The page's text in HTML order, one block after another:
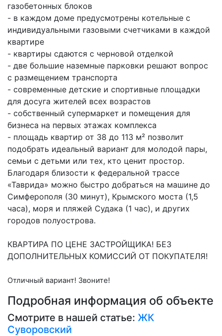
газобетонных блоков
- в каждом доме предусмотрены котельные с
индивидуальными газовыми счетчиками в каждой
квартире
- квартиры сдаются с черновой отделкой
- две большие наземные парковки решают вопрос
с размещением транспорта
- современные детские и спортивные площадки
для досуга жителей всех возрастов
- собственный супермаркет и помещения для
бизнеса на первых этажах комплекса
- площадь квартир от 38 до 113 м² позволит
подобрать идеальный вариант для молодой пары,
семьи с детьми или тех, кто ценит простор.
Благодаря близости к федеральной трассе
«Таврида» можно быстро добраться на машине до
Симферополя (30 минут), Крымского моста (1,5
часа), моря и пляжей Судака (1 час), и других
городов полуострова.
КВАРТИРА ПО ЦЕНЕ ЗАСТРОЙЩИКА! БЕЗ
ДОПОЛНИТЕЛЬНЫХ КОМИССИЙ ОТ ПОКУПАТЕЛЯ!
Отличный вариант! Звоните!
Подробная информация об объекте
Смотрите в нашей статье: ЖК
Суворовский